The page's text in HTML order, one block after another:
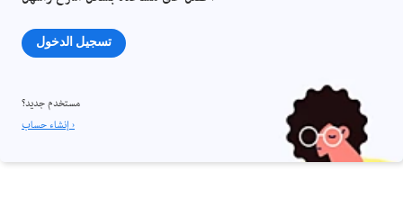
تسجيل الدخول
مستخدم جديد؟
إنشاء حساب ›